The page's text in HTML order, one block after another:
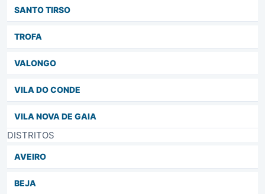
SANTO TIRSO
TROFA
VALONGO
VILA DO CONDE
VILA NOVA DE GAIA
DISTRITOS
AVEIRO
BEJA